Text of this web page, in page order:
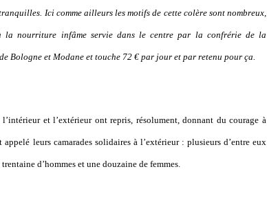
Ici comme ailleurs les motifs de cette colère sont nombreux,
la nourriture infâme servie dans le centre par la confrérie de la
Bologne et Modane et touche 72 € par jour et par retenu pour ça.
l’intérieur et l’extérieur ont repris, résolument, donnant du courage à
leurs camarades solidaires à l’extérieur : plusieurs d’entre eux
trentaine d’hommes et une douzaine de femmes.